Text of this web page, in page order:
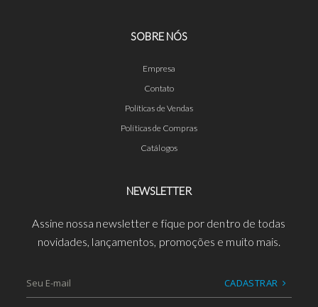
SOBRE NÓS
Empresa
Contato
Políticas de Vendas
Políticas de Compras
Catálogos
NEWSLETTER
Assine nossa newsletter e fique por dentro de todas
novidades, lançamentos, promoções e muito mais.
CADASTRAR